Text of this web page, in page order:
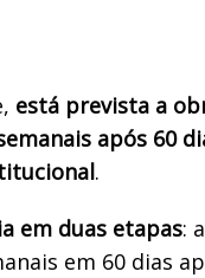
está prevista a
após 60
.
em duas etapas:
em 60 dias